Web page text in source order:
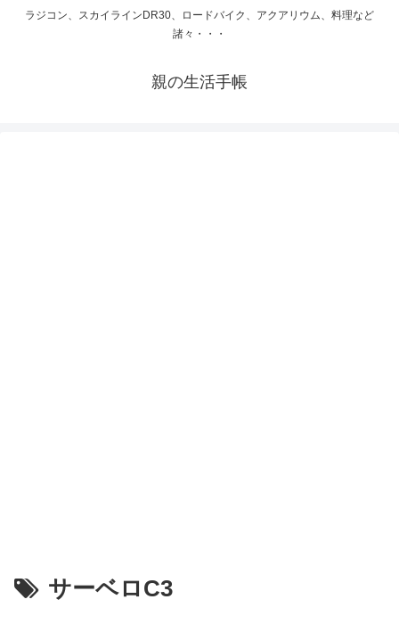
ラジコン、スカイラインDR30、ロードバイク、アクアリウム、料理など
諸々・・・
親の生活手帳
サーベロC3